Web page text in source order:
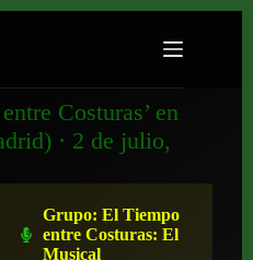
Costuras’ en
· 2 de julio,
Grupo:El Tiempo
entre Costuras: El
Musical